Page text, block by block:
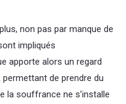
non pas par manque de
impliqués
apporte alors un regard
de prendre du
la souffrance ne s’installe